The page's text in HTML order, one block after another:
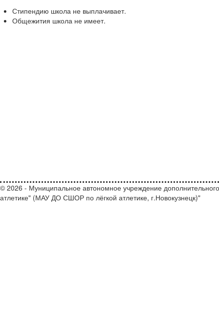
Стипендию школа не выплачивает.
Общежития школа не имеет.
© 2026 - Муниципальное автономное учреждение
атлетике" (МАУ ДО СШОР по лёгкой атлетике, г.Новокузнецк)"